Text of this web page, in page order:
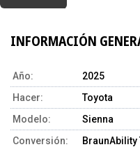
INFORMACIÓN
Año:
2025
Hacer:
Toyota
Modelo:
Sienna
Conversión:
BraunAbility